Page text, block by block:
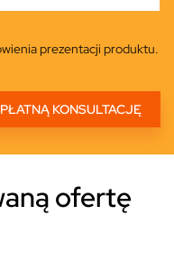
prezentacji produktu.
ofertę